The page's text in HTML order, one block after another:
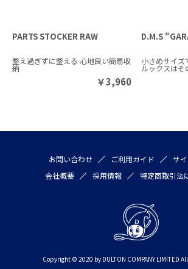
PARTS STOCKER RAW
整え過ぎずに整える 心地良い簡易収
納
￥3,960
D.M.S
小さめサイズ
ルックスはそ
お問い合わせ ご利用ガイド
サ
会社概要
採用情報 特定商取引法
Copyright © 2020 by DULTON COMPANY LIMITED